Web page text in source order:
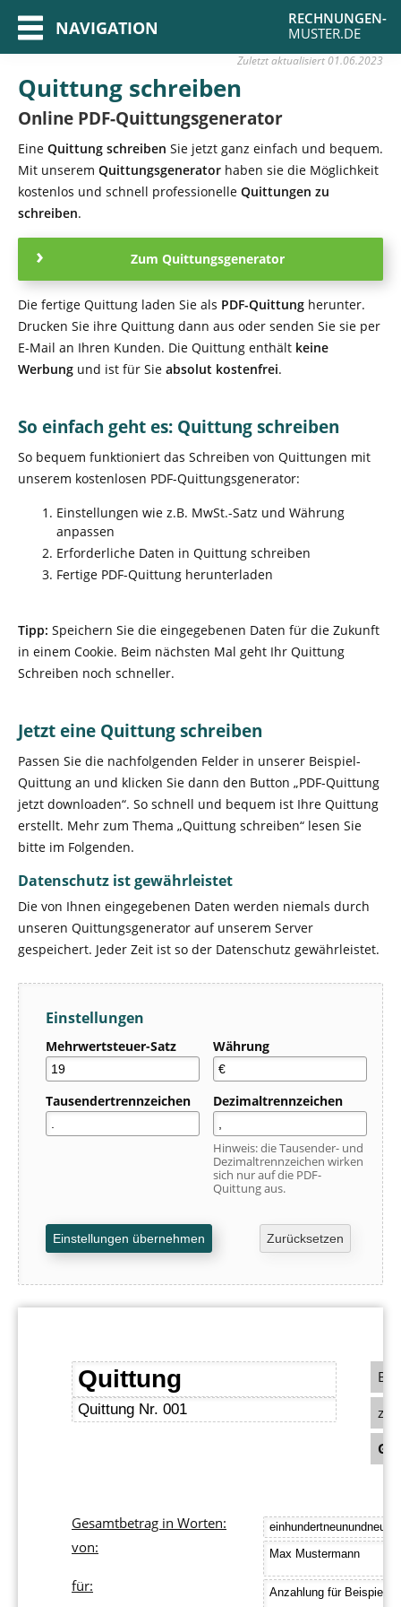
NAVIGATION
RECHNUNGEN-
MUSTER.DE
Zuletzt aktualisiert01.06.2023
Quittung schreiben
Online PDF-Quittungsgenerator
Eine Quittung schreiben Sie jetzt ganz einfach und bequem.
Mit unserem Quittungsgenerator haben sie die Möglichkeit
kostenlos und schnell professionelle Quittungen zu
schreiben.
Zum Quittungsgenerator
Die fertige Quittung laden Sie als PDF-Quittung herunter.
Drucken Sie ihre Quittung dann aus oder senden Sie sie per
E-Mail an Ihren Kunden. Die Quittung enthält keine
Werbung und ist für Sie absolut kostenfrei.
So einfach geht es: Quittung schreiben
So bequem funktioniert das Schreiben von Quittungen mit
unserem kostenlosen PDF-Quittungsgenerator:
Einstellungen wie z.B. MwSt.-Satz und Währung
anpassen
Erforderliche Daten in Quittung schreiben
Fertige PDF-Quittung herunterladen
Tipp: Speichern Sie die eingegebenen Daten für die Zukunft
in einem Cookie. Beim nächsten Mal geht Ihr Quittung
Schreiben noch schneller.
Jetzt eine Quittung schreiben
Passen Sie die nachfolgenden Felder in unserer Beispiel-
Quittung an und klicken Sie dann den Button „PDF-Quittung
jetzt downloaden“. So schnell und bequem ist Ihre Quittung
erstellt. Mehr zum Thema „Quittung schreiben“ lesen Sie
bitte im Folgenden.
Datenschutz ist gewährleistet
Die von Ihnen eingegebenen Daten werden niemals durch
unseren Quittungsgenerator auf unserem Server
gespeichert. Jeder Zeit ist so der Datenschutz gewährleistet.
Einstellungen
Mehrwertsteuer-Satz Währung
Tausendertrennzeichen Dezimaltrennzeichen
Hinweis: die Tausender- und
Dezimaltrennzeichen wirken
sich nur auf die PDF-
Quittung aus.
Gesamtbetrag in Worten:
von:
für: